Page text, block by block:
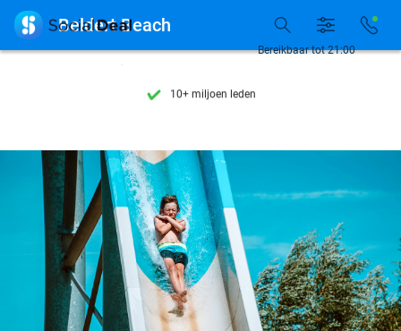
7 dagen per week beschikbaar
7 dagen per week beschikbaar
10+ miljoen leden
Bereikbaar tot 21:00
 Beldert Beach